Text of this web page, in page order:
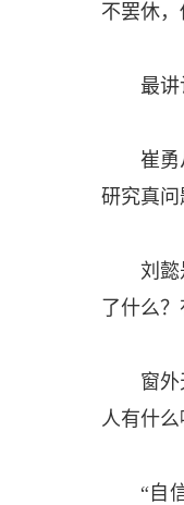
不罢休，
最讲
崔勇
研究真问
刘
了什么
窗
人有什么
“自